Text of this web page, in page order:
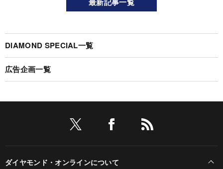
DIAMOND SPECIAL一覧
広告企画一覧
ダイヤモンド・オンラインについて